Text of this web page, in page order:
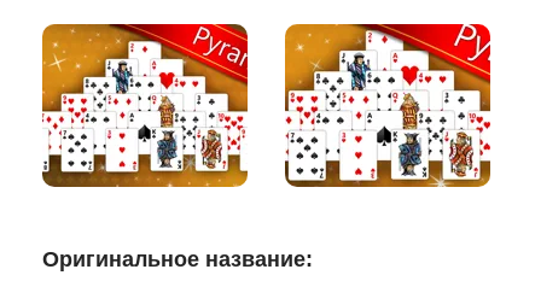
Оригинальное название: